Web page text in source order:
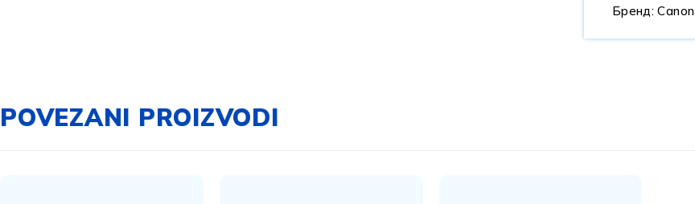
Бренд:Canon
POVEZANI PROIZVODI